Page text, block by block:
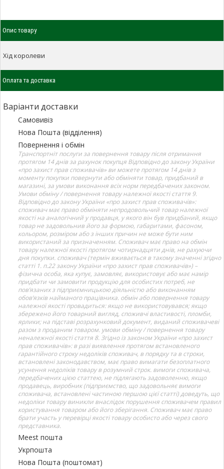
Опис товару
Хід королеви
Оплата та доставка
Варіанти доставки
Самовивіз
Нова Пошта (відділення)
Повернення і обмін
Транспортніт послуги за повернення товару після отримання
протягом 14 днів за рахунок покупця Відповідно до закону України
«про захист прав споживачів» ви можете протягом 14 днів з
моменту покупки повернути або обміняти товар, придбаний в
магазині, за умови виконання всіх норм передбачених законом.
Умови обміну / повернення товару належної якості стаття 9.
Відповідно до закону України «про захист прав споживачів»:
споживач має право обміняти непродовольчий товар належної
якості на аналогічний у продавця, у якого він був придбаний, якщо
товар не задовольнив його за формою, габаритами, фасоном,
кольором, розміром або з інших причин не може бути ним
використаний за призначенням. Споживач має право на обмін
товару належної якості протягом чотирнадцяти днів, не рахуючи
дня покупки. споживач (термін вживається в такому значенні згідно
статті 1. п.22 закону України «про захист прав споживачів») –
фізична особа, яка купує, замовляє, використовує або має намір
придбати чи замовити продукцію для особистих потреб, не
пов’язаних з підприємницькою діяльністю або виконанням
обов’язків найманого працівника. обмін або повернення товару
належної якості провадиться: якщо не використовувався; якщо
збережено його товарний вигляд, споживчі властивості, пломби,
ярлики; на підставі розрахунковий документ, виданий споживачеві
разом з проданим товаром. умови обміну / повернення товару
неналежної якості стаття 8. Згідно із законом України «про захист
прав споживачів»: в разі виявлення протягом встановленого
гарантійного строку недоліків споживач, в порядку та в строки,
встановлені законодавством, має право вимагати безоплатного
усунення недоліків товару в розумний строк. вимоги споживача,
передбачених цією статтею, не підлягають задоволенню, якщо
продавець, виробник (підприємство, що задовольняє вимоги
споживача, встановлені частиною першою цієї статті) доведуть, що
недоліки товару виникли внаслідок порушення споживачем правил
користування товаром або його зберігання. Споживач має право
брати участь у перевірці якості товару особисто або через свого
представника.
Meest пошта
Укрпошта
Нова Пошта (поштомат)